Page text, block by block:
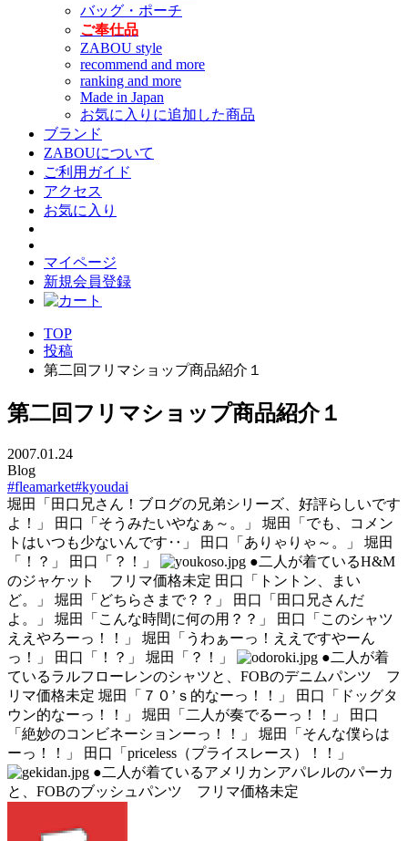
バッグ・ポーチ
ご奉仕品
ZABOU style
recommend and more
ranking and more
Made in Japan
お気に入りに追加した商品
ブランド
ZABOUについて
ご利用ガイド
アクセス
お気に入り
マイページ
新規会員登録
TOP
投稿
第二回フリマショップ商品紹介１
第二回フリマショップ商品紹介１
2007.01.24
Blog
#fleamarket#kyoudai
堀田「田口兄さん！ブログの兄弟シリーズ、好評らしいです
よ！」 田口「そうみたいやなぁ～。」 堀田「でも、コメン
トはいつも少ないんです‥」 田口「ありゃりゃ～。」 堀田
「！？」 田口「？！」
●二人が着ているH&M
のジャケット フリマ価格未定 田口「トントン、まい
ど。」 堀田「どちらさまで？？」 田口「田口兄さんだ
よ。」 堀田「こんな時間に何の用？？」 田口「このシャツ
ええやろーっ！！」 堀田「うわぁーっ！ええですやーん
っ！」 田口「！？」 堀田「？！」
●二人が着
ているラルフローレンのシャツと、FOBのデニムパンツ フ
リマ価格未定 堀田「７０’ｓ的なーっ！！」 田口「ドッグタ
ウン的なーっ！！」 堀田「二人が奏でるーっ！！」 田口
「絶妙のコンビネーションーっ！！」 堀田「そんな僕らは
ーっ！！」 田口「priceless（プライスレース）！！」
●二人が着ているアメリカンアパレルのパーカ
と、FOBのブッシュパンツ フリマ価格未定